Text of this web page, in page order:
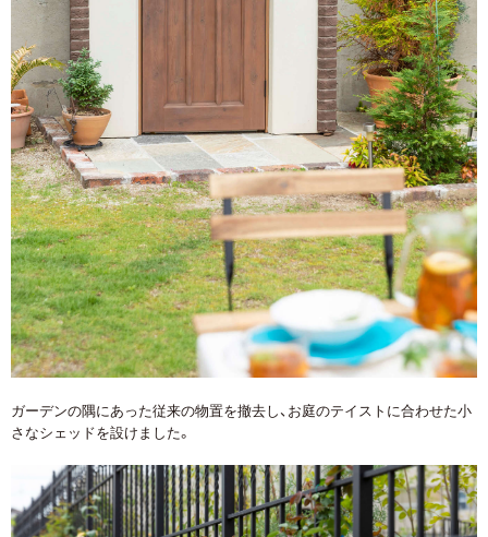
ガーデンの隅にあった従来の物置を撤去し、お庭のテイストに合わせた小
さなシェッドを設けました。